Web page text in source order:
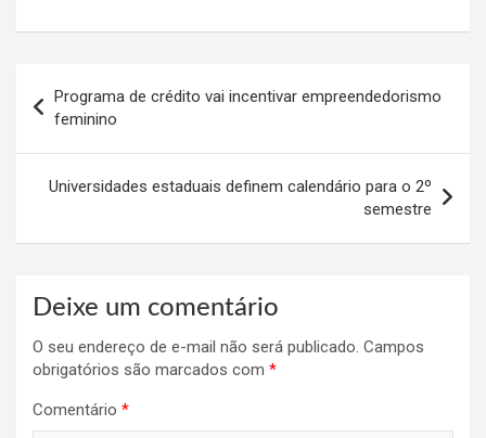
de
Post
Programa de crédito vai incentivar empreendedorismo
feminino
Universidades estaduais definem calendário para o 2º
semestre
Deixe um comentário
O seu endereço de e-mail não será publicado. Campos
obrigatórios são marcados com *
Comentário *